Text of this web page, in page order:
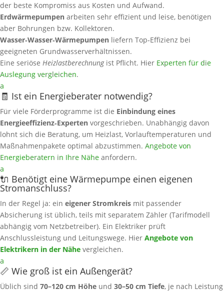
der beste Kompromiss aus Kosten und Aufwand.
Erdwärmepumpen arbeiten sehr effizient und leise, benötigen
aber Bohrungen bzw. Kollektoren.
Wasser‑Wasser‑Wärmepumpen liefern Top‑Effizienz bei
geeigneten Grundwasserverhältnissen.
Eine seriöse Heizlastberechnungist Pflicht. Hier Experten für die
Auslegung vergleichen.
a
🧾 Ist ein Energieberater notwendig?
Für viele Förderprogramme ist die Einbindung eines
Energieeffizienz‑Experten vorgeschrieben. Unabhängig davon
lohnt sich die Beratung, um Heizlast, Vorlauftemperaturen und
Maßnahmenpakete optimal abzustimmen. Angebote von
Energieberatern in Ihre Nähe anfordern.
a
🔌 Benötigt eine Wärmepumpe einen eigenen
Stromanschluss?
In der Regel ja: ein eigener Stromkreis mit passender
Absicherung ist üblich, teils mit separatem Zähler (Tarifmodell
abhängig vom Netzbetreiber). Ein Elektriker prüft
Anschlussleistung und Leitungswege. Hier Angebote von
Elektrikern in der Nähe vergleichen.
a
📏 Wie groß ist ein Außengerät?
Üblich sind 70–120 cm Höhe und 30–50 cm Tiefe, je nach Leistung